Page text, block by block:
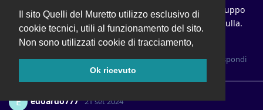
Il sito Quelli del Muretto utilizzo esclusivo di
cookie tecnici, utili al funzionamento del sito.
Non sono utilizzati cookie di tracciamento,
Ok ricevuto
Mi ricordo di un derby finito a sprangate. Io e il mio gruppo
di amici avevamo uno stampellato. Non potemmo far nulla.
Erano anni 80/90
Rispondi
E edoardo777 21 set 2024